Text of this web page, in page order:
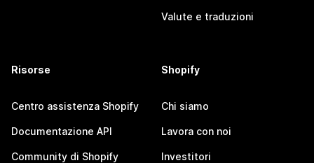
Valute e traduzioni
Risorse
Centro assistenza Shopify
Documentazione API
Community di Shopify
Shopify
Chi siamo
Lavora con noi
Investitori